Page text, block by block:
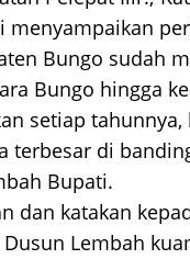
menyampaikan
Bungo sudah
Bungo hingga
setiap
terbesar di
Bupati.
dan katakan
Lembah